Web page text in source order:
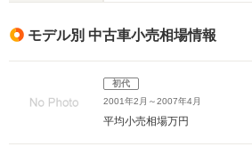
モデル別 中古車小売相場情報
初代
2001年2月～2007年4月
平均小売相場万円